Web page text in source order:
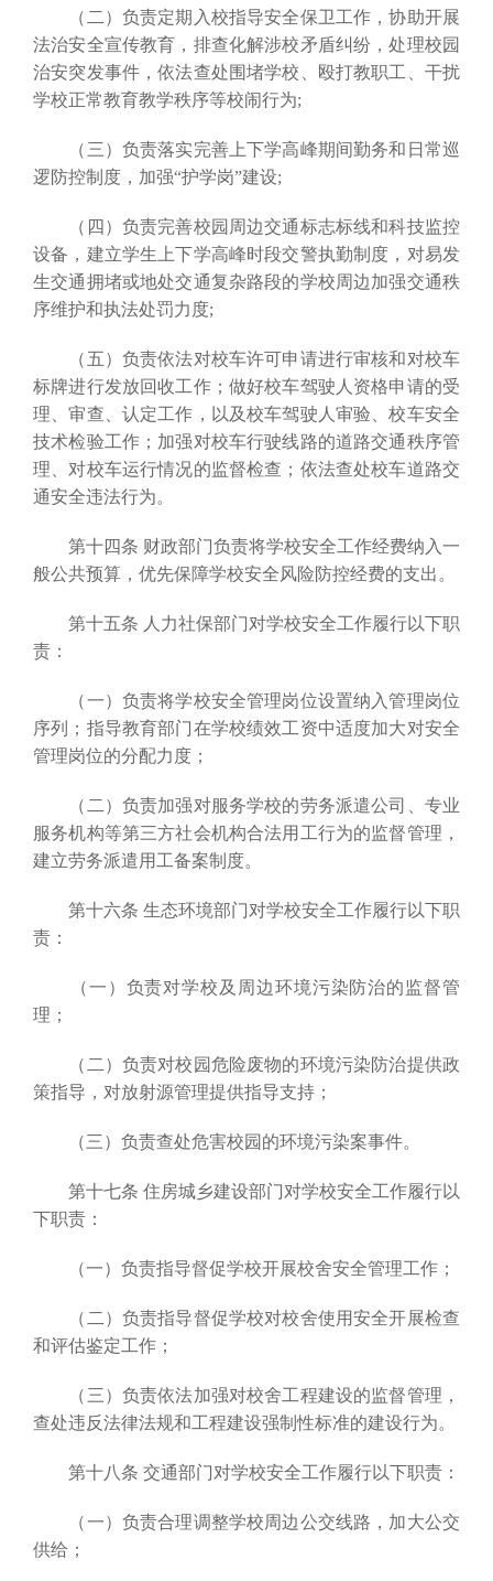
（二）负责定期入校指导安全保卫工作，协助开展
法治安全宣传教育，排查化解涉校矛盾纠纷，处理校园
治安突发事件，依法查处围堵学校、殴打教职工、干扰
学校正常教育教学秩序等校闹行为;
（三）负责落实完善上下学高峰期间勤务和日常巡
逻防控制度，加强“护学岗”建设;
（四）负责完善校园周边交通标志标线和科技监控
设备，建立学生上下学高峰时段交警执勤制度，对易发
生交通拥堵或地处交通复杂路段的学校周边加强交通秩
序维护和执法处罚力度;
（五）负责依法对校车许可申请进行审核和对校车
标牌进行发放回收工作；做好校车驾驶人资格申请的受
理、审查、认定工作，以及校车驾驶人审验、校车安全
技术检验工作；加强对校车行驶线路的道路交通秩序管
理、对校车运行情况的监督检查；依法查处校车道路交
通安全违法行为。
第十四条 财政部门负责将学校安全工作经费纳入一
般公共预算，优先保障学校安全风险防控经费的支出。
第十五条 人力社保部门对学校安全工作履行以下职
责：
（一）负责将学校安全管理岗位设置纳入管理岗位
序列；指导教育部门在学校绩效工资中适度加大对安全
管理岗位的分配力度；
（二）负责加强对服务学校的劳务派遣公司、专业
服务机构等第三方社会机构合法用工行为的监督管理，
建立劳务派遣用工备案制度。
第十六条 生态环境部门对学校安全工作履行以下职
责：
（一）负责对学校及周边环境污染防治的监督管
理；
（二）负责对校园危险废物的环境污染防治提供政
策指导，对放射源管理提供指导支持；
（三）负责查处危害校园的环境污染案事件。
第十七条 住房城乡建设部门对学校安全工作履行以
下职责：
（一）负责指导督促学校开展校舍安全管理工作；
（二）负责指导督促学校对校舍使用安全开展检查
和评估鉴定工作；
（三）负责依法加强对校舍工程建设的监督管理，
查处违反法律法规和工程建设强制性标准的建设行为。
第十八条 交通部门对学校安全工作履行以下职责：
（一）负责合理调整学校周边公交线路，加大公交
供给；